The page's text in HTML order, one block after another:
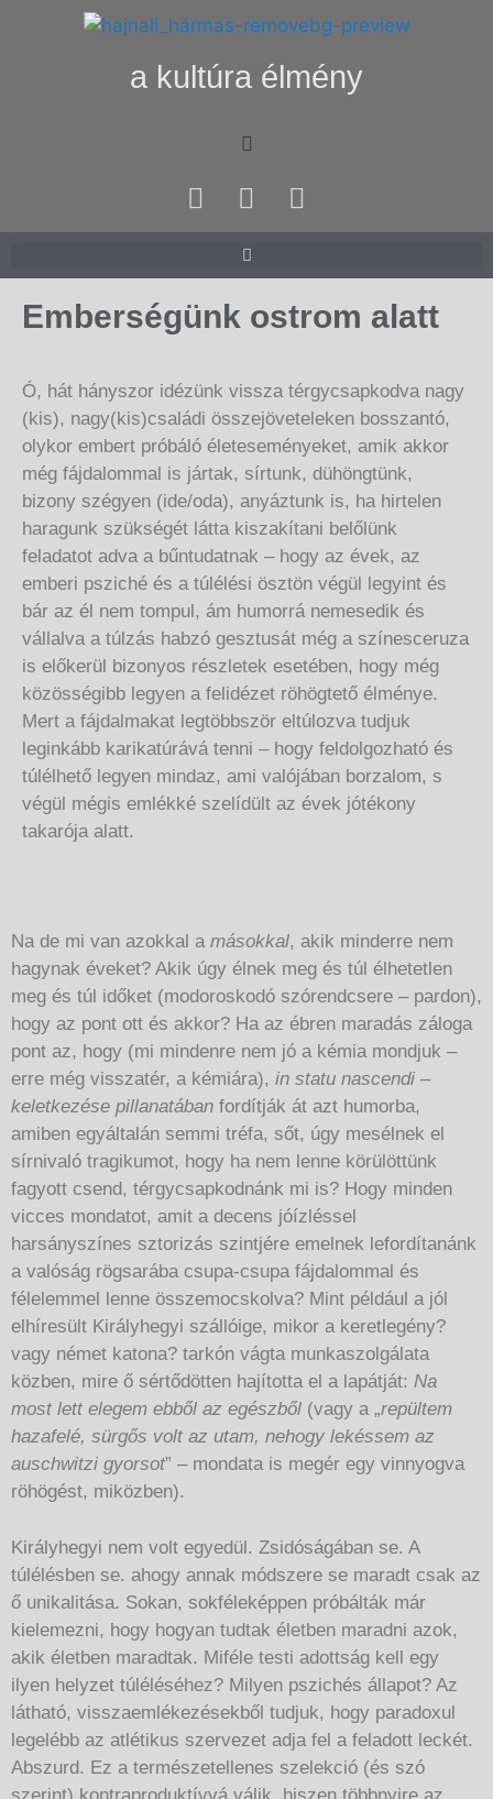
a kultúra élmény
Emberségünk ostrom alatt
Ó, hát hányszor idézünk vissza térgycsapkodva nagy
(kis), nagy(kis)családi összejöveteleken bosszantó,
olykor embert próbáló életeseményeket, amik akkor
még fájdalommal is jártak, sírtunk, dühöngtünk,
bizony szégyen (ide/oda), anyáztunk is, ha hirtelen
haragunk szükségét látta kiszakítani belőlünk
feladatot adva a bűntudatnak – hogy az évek, az
emberi psziché és a túlélési ösztön végül legyint és
bár az él nem tompul, ám humorrá nemesedik és
vállalva a túlzás habzó gesztusát még a színesceruza
is előkerül bizonyos részletek esetében, hogy még
közösségibb legyen a felidézet röhögtető élménye.
Mert a fájdalmakat legtöbbször eltúlozva tudjuk
leginkább karikatúrává tenni – hogy feldolgozható és
túlélhető legyen mindaz, ami valójában borzalom, s
végül mégis emlékké szelídült az évek jótékony
takarója alatt.
Na de mi van azokkal a másokkal, akik minderre nem
hagynak éveket? Akik úgy élnek meg és túl élhetetlen
meg és túl időket (modoroskodó szórendcsere – pardon),
hogy az pont ott és akkor? Ha az ébren maradás záloga
pont az, hogy (mi mindenre nem jó a kémia mondjuk –
erre még visszatér, a kémiára), in statu nascendi –
keletkezése pillanatában fordítják át azt humorba,
amiben egyáltalán semmi tréfa, sőt, úgy mesélnek el
sírnivaló tragikumot, hogy ha nem lenne körülöttünk
fagyott csend, térgycsapkodnánk mi is? Hogy minden
vicces mondatot, amit a decens jóízléssel
harsányszínes sztorizás szintjére emelnek lefordítanánk
a valóság rögsarába csupa-csupa fájdalommal és
félelemmel lenne összemocskolva? Mint például a jól
elhíresült Királyhegyi szállóige, mikor a keretlegény?
vagy német katona? tarkón vágta munkaszolgálata
közben, mire ő sértődötten hajította el a lapátját: Na
most lett elegem ebből az egészből (vagy a „repültem
hazafelé, sürgős volt az utam, nehogy lekéssem az
auschwitzi gyorsot” – mondata is megér egy vinnyogva
röhögést, miközben).
Királyhegyi nem volt egyedül. Zsidóságában se. A
túlélésben se. ahogy annak módszere se maradt csak az
ő unikalitása. Sokan, sokféleképpen próbálták már
kielemezni, hogy hogyan tudtak életben maradni azok,
akik életben maradtak. Miféle testi adottság kell egy
ilyen helyzet túléléséhez? Milyen pszichés állapot? Az
látható, visszaemlékezésekből tudjuk, hogy paradoxul
legelébb az atlétikus szervezet adja fel a feladott leckét.
Abszurd. Ez a természetellenes szelekció (és szó